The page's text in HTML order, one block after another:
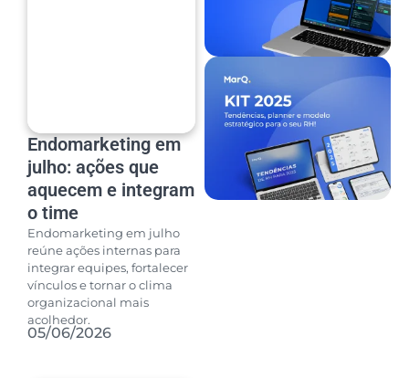
Endomarketing em
julho: ações que
aquecem e integram
o time
Endomarketing em julho
reúne ações internas para
integrar equipes, fortalecer
vínculos e tornar o clima
organizacional mais
acolhedor.
05/06/2026